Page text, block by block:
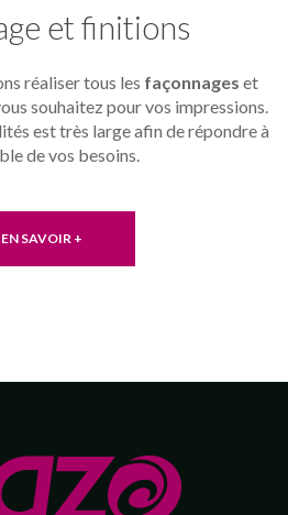
et finitions
réaliser tous les façonnages et
souhaitez pour vos impressions.
est très large afin de répondre à
de vos besoins.
EN SAVOIR +